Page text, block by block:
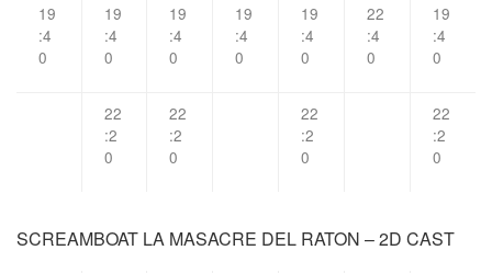
19
:4
0
19
:4
0
19
:4
0
19
:4
0
19
:4
0
22
:4
0
19
:4
0
22
:2
0
22
:2
0
22
:2
0
22
:2
0
SCREAMBOAT LA MASACRE DEL RATON – 2D CAST